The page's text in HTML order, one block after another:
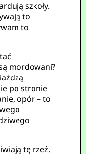
szkoły.
to
to
mordowani?
po stronie
opór – to
tę rzeź.